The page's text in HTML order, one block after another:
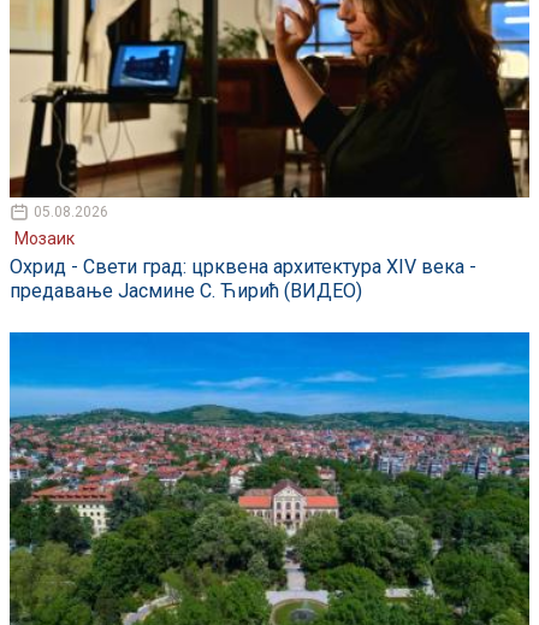
05.08.2026
Мозаик
Охрид - Свети град: црквена архитектура XIV века -
предавање Јасмине С. Ћирић (ВИДЕО)